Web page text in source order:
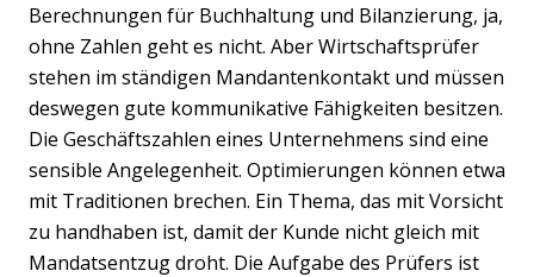
Berechnungen für Buchhaltung und Bilanzierung, ja,
ohne Zahlen geht es nicht. Aber Wirtschaftsprüfer
stehen im ständigen Mandantenkontakt und müssen
deswegen gute kommunikative Fähigkeiten besitzen.
Die Geschäftszahlen eines Unternehmens sind eine
sensible Angelegenheit. Optimierungen können etwa
mit Traditionen brechen. Ein Thema, das mit Vorsicht
zu handhaben ist, damit der Kunde nicht gleich mit
Mandatsentzug droht. Die Aufgabe des Prüfers ist